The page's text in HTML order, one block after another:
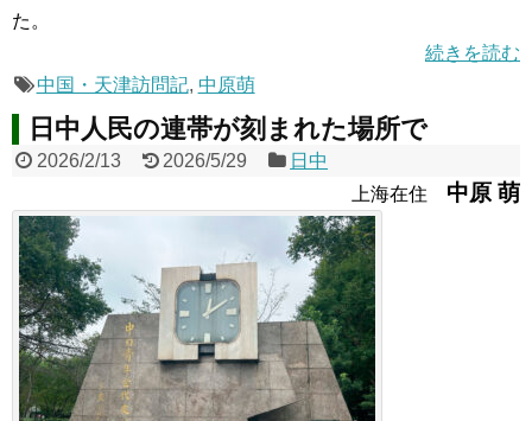
た。
続きを読む
中国・天津訪問記, 中原萌
日中人民の連帯が刻まれた場所で
2026/2/13 2026/5/29
日中
上海在住 中原 萌